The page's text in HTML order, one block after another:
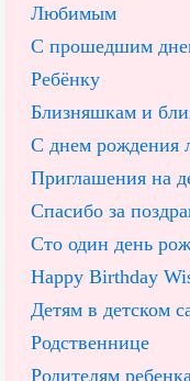
Любимым
С прошедшим
Ребёнку
Близняшкам и
С днем рождения
Приглашения на
Спасибо за
Сто один день
Happy Birthday
Детям в детском
Родственнице
Родителям